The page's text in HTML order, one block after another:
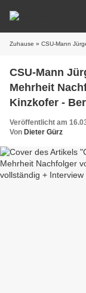
Zuhause » CSU-Mann Jürgen Götz mit
CSU-Mann
Mehrheit
Kinzkofer -
auf
Veröffentlicht am
Von Dieter Gürz